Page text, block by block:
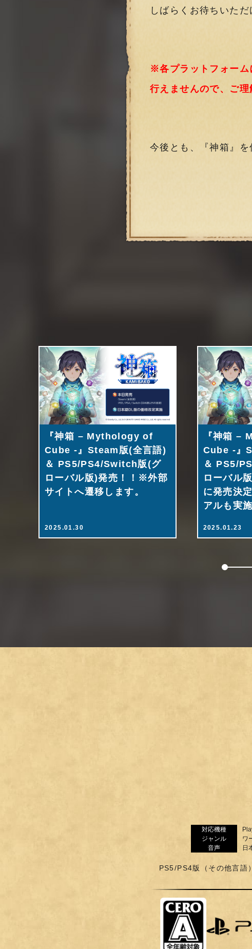
しばらくお待ちいた
※各プラットフォーム
行えませんので、ご理
今後とも、『神箱』を
『神箱 – Mythology of
Cube -』Steam版(全言語)
＆ PS5/PS4/Switch版(グ
ローバル版)発売！！※外部
サイトへ遷移します。
2025.01.30
『神箱 –
Cube -』
＆ PS5/
ローバル
に発売決
アルも実施
2025.01.23
対応機種
ジャンル
ワ
音声
日
PS5/PS4版（その他言